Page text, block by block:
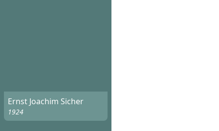
Ernst Joachim Sicher
1924